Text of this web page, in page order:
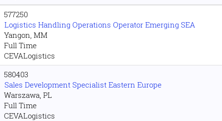
577250
Logistics Handling Operations Operator Emerging SEA
Yangon, MM
Full Time
CEVALogistics
580403
Sales Development Specialist Eastern Europe
Warszawa, PL
Full Time
CEVALogistics